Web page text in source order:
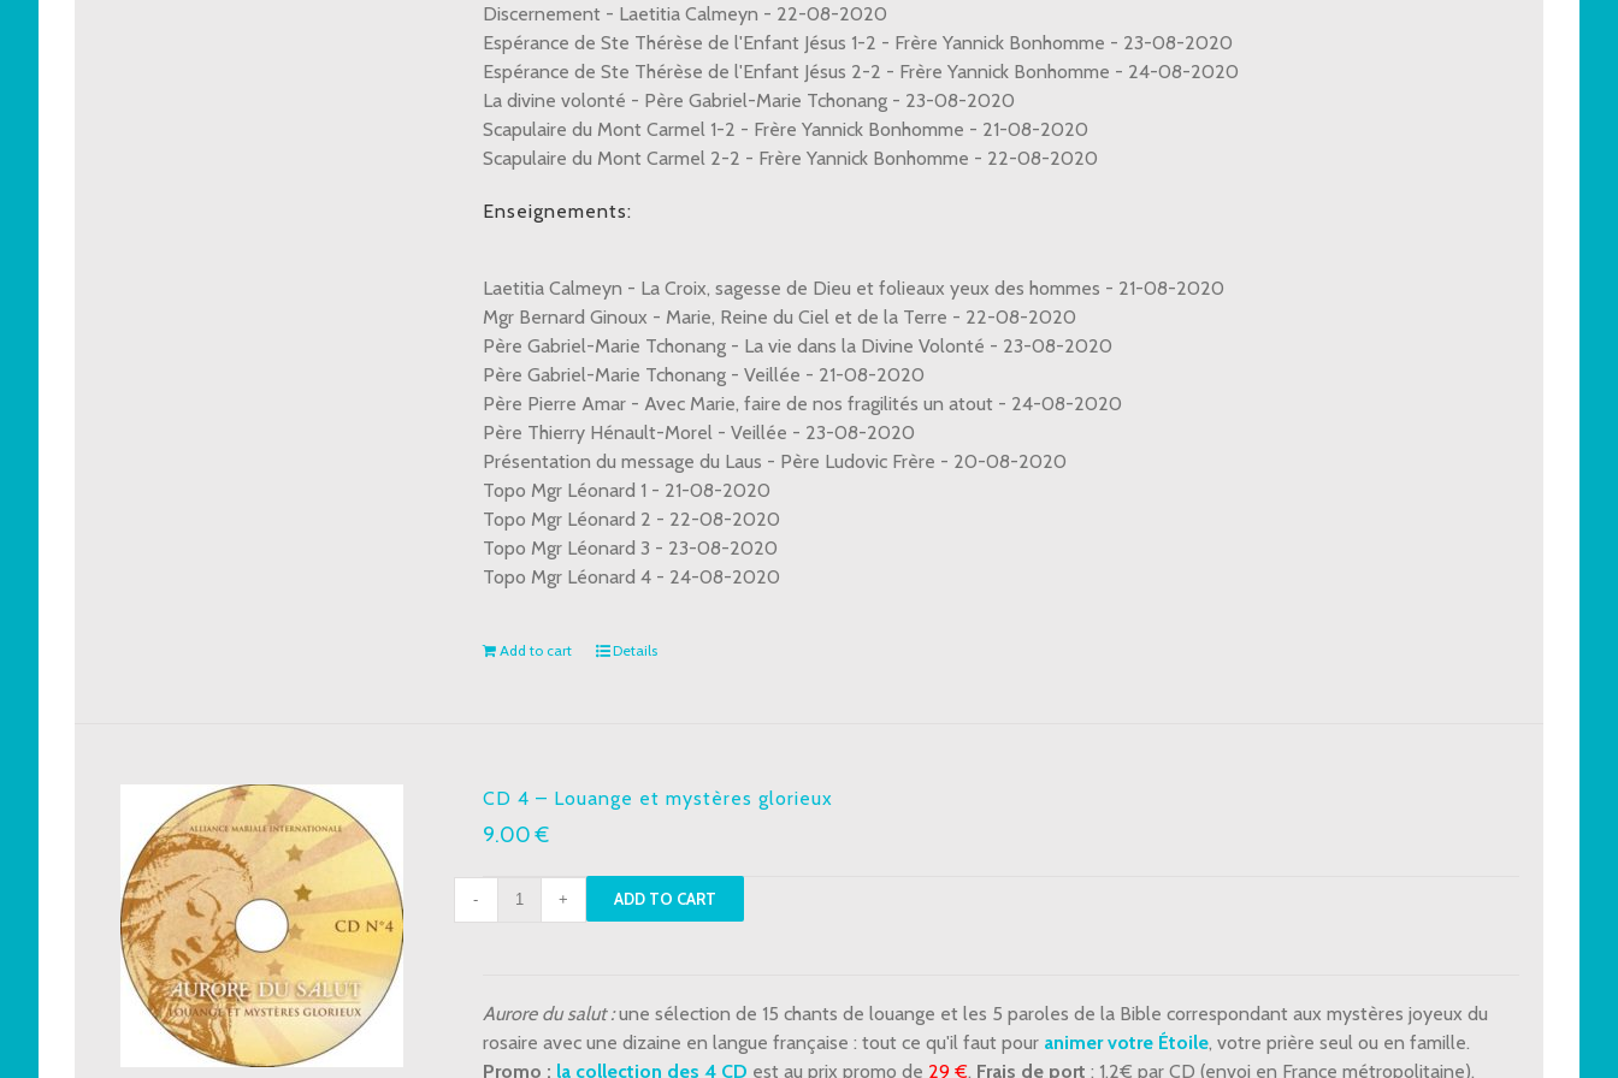
Discernement - Laetitia Calmeyn - 22-08-2020
Espérance de Ste Thérèse de l'Enfant Jésus 1-2 - Frère Yannick Bonhomme - 23-08-2020
Espérance de Ste Thérèse de l'Enfant Jésus 2-2 - Frère Yannick Bonhomme - 24-08-2020
La divine volonté - Père Gabriel-Marie Tchonang - 23-08-2020
Scapulaire du Mont Carmel 1-2 - Frère Yannick Bonhomme - 21-08-2020
Scapulaire du Mont Carmel 2-2 - Frère Yannick Bonhomme - 22-08-2020
Enseignements:
Laetitia Calmeyn - La Croix, sagesse de Dieu et folieaux yeux des hommes - 21-08-2020
Mgr Bernard Ginoux - Marie, Reine du Ciel et de la Terre - 22-08-2020
Père Gabriel-Marie Tchonang - La vie dans la Divine Volonté - 23-08-2020
Père Gabriel-Marie Tchonang - Veillée - 21-08-2020
Père Pierre Amar - Avec Marie, faire de nos fragilités un atout - 24-08-2020
Père Thierry Hénault-Morel - Veillée - 23-08-2020
Présentation du message du Laus - Père Ludovic Frère - 20-08-2020
Topo Mgr Léonard 1 - 21-08-2020
Topo Mgr Léonard 2 - 22-08-2020
Topo Mgr Léonard 3 - 23-08-2020
Topo Mgr Léonard 4 - 24-08-2020
Add to cart Details
CD 4 – Louange et mystères glorieux
9.00€
CD
4
et
mystères
glorieux
ADD TO CART
Aurore du salut :une sélection de 15 chants de louange et les 5 paroles de la Bible correspondant aux mystères joyeux du
rosaire avec une dizaine en langue française : tout ce qu'il faut pour animer votre Étoile, votre prière seul ou en famille.
Promo : la collection des 4 CD est au prix promo de 29 €. Frais de port : 1.2€ par CD (envoi en France métropolitaine).